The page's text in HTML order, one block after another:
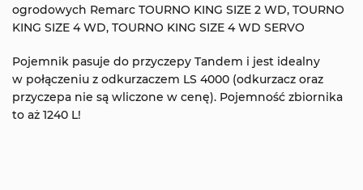
ogrodowych Remarc TOURNO KING SIZE 2 WD, TOURNO
KING SIZE 4 WD, TOURNO KING SIZE 4 WD SERVO
Pojemnik pasuje do przyczepy Tandem i jest idealny
w połączeniu z odkurzaczem LS 4000 (odkurzacz oraz
przyczepa nie są wliczone w cenę). Pojemność zbiornika
to aż 1240 L!